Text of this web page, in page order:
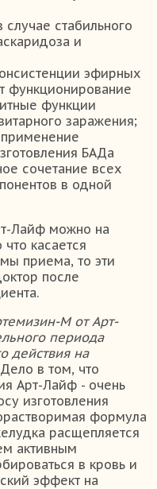
случае стабильного
и
эфирных
функционирование
функции
заражения;
БАДа
сочетание всех
в одной
Лайф можно на
касается
приема, то эти
после
М от Арт-
периода
действия на
Дело в том, что
Арт-Лайф - очень
изготовления
формула
расщепляется
активным
в кровь и
эффект на